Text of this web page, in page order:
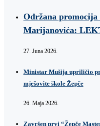
Održana
Marijanovića:
27. Juna 2026.
Ministar Mušija upriličio
mješovite škole Žepče
26. Maja 2026.
Završen prvi “Žepče